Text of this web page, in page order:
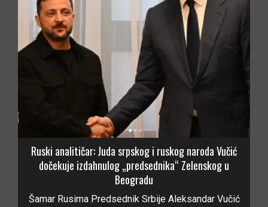
Ruski analitičar: Juda srpskog i ruskog naroda Vučić
dočekuje izdahnulog „predsednika“ Zelenskog u
Beogradu
Šamar Rusima Predsednik Srbije Aleksandar Vučić